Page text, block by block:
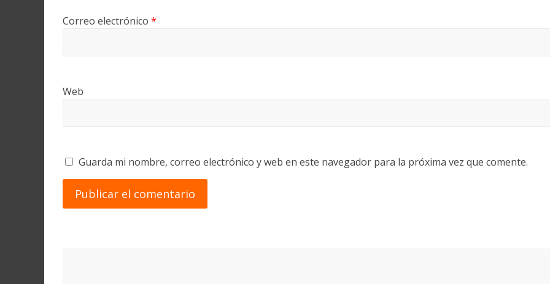
Correo electrónico *
Web
Guarda mi nombre, correo electrónico y web en este navegador para la próxima vez que comente.